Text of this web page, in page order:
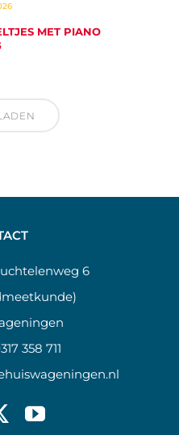
MET PIANO
6
358 711